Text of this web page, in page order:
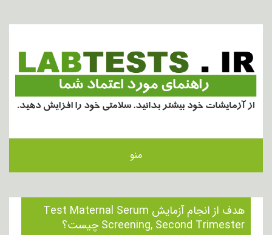
منو
هدف از انجام آزمایش Test Maternal Serum
Screening, Second Trimester چیست؟